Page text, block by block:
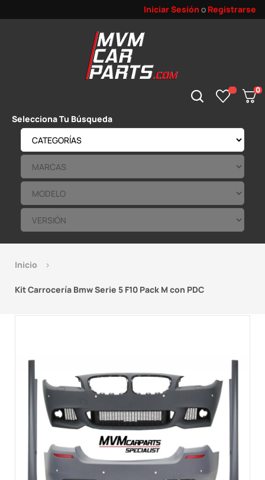
Iniciar Sesión o Registrarse
0
Selecciona Tu Búsqueda
Inicio
Kit Carrocería Bmw Serie 5 F10 Pack M con PDC